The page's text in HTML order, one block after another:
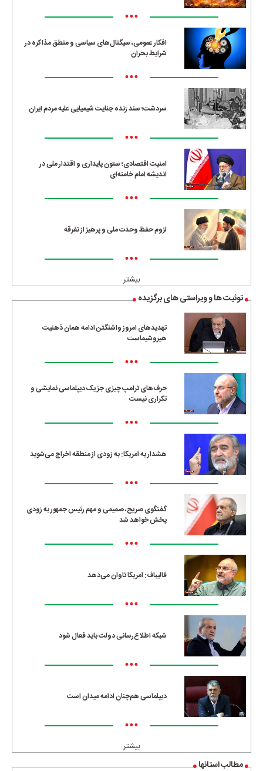
•••
افکار عمومی، سیگنال‌های سیاسی و منطق مذاکره در
شرایط بحران
•••
سردشت؛ سند زنده جنایت شیمیایی علیه مردم ایران
•••
امنیت اقتصادی؛ ستون پایداری و اقتدار ملی در
اندیشه امام خامنه‌ای
•••
لزوم حفظ وحدت ملی و پرهیز از تفرقه
•••
بیشتر
توئیت ها و ویراستی های برگزیده
تهدیدهای امروز واشنگتن ادامه همان ذهنیت
هیروشیماست
•••
حرف‌های ترامپ چیزی جز یک دیپلماسی نمایشی و
تکراری نیست
•••
هشدار به آمریکا: به زودی از منطقه اخراج می‌شوید
•••
گفتگوی صریح، صمیمی و مهم رئیس جمهور به زودی
پخش خواهد شد
•••
قالیباف: آمریکا تاوان می‌دهد
•••
شبکه اطلاع‌رسانی دولت باید فعال شود
•••
دیپلماسی هم‌چنان ادامه میدان است
•••
بیشتر
مطالب استانها